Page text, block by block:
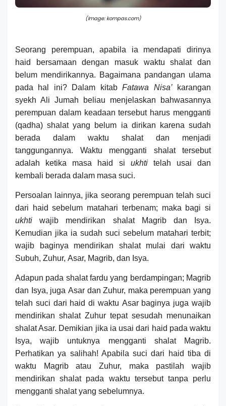
(Image: kompas.com)
Seorang perempuan, apabila ia mendapati dirinya
haid
bersamaan dengan masuk waktu shalat dan
belum mendirikannya. Bagaimana pandangan ulama
pada hal ini? Dalam kitab Fatawa Nisa’karangan
syekh Ali Jumah beliau menjelaskan bahwasannya
perempuan dalam keadaan tersebut harus mengganti
(qadha) shalat yang belum ia dirikan karena sudah
berada dalam waktu shalat dan menjadi
tanggungannya. Waktu mengganti shalat tersebut
adalah ketika masa haid si ukhti telah usai dan
kembali berada dalam masa suci.
Persoalan lainnya, jika seorang perempuan telah suci
dari haid sebelum matahari terbenam; maka bagi si
ukhtiwajib mendirikan shalat Magrib dan Isya.
Kemudian jika ia sudah suci sebelum matahari terbit;
wajib baginya mendirikan shalat mulai dari waktu
Subuh, Zuhur, Asar, Magrib, dan sya.
Adapun pada shalat fardu yang berdampingan; Magrib
dan Isya, juga Asar danZuhur, maka perempuan yang
telah suci dari haiddi waktu Asar baginya juga wajib
mendirikan shalat Zuhur tepat sesudah menunaikan
shalat Asar. Demikian jika ia usai dari haid pada waktu
sya, wajib untuknya mengganti shalat
Magrib.
Perhatikan ya salihah! Apabila suci dari haid tiba di
waktu
Magrib atauZuhur, maka pastilah wajib
mendirikan shalat pada waktu tersebut tanpa perlu
mengganti shalat yang sebelumnya.